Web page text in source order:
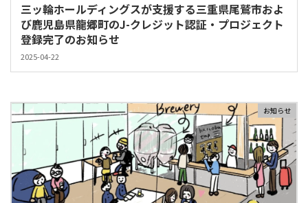
三ッ輪ホールディングスが支援する三重県尾鷲市およ
び鹿児島県龍郷町のJ-クレジット認証・プロジェクト
登録完了のお知らせ
2025-04-22
お知らせ